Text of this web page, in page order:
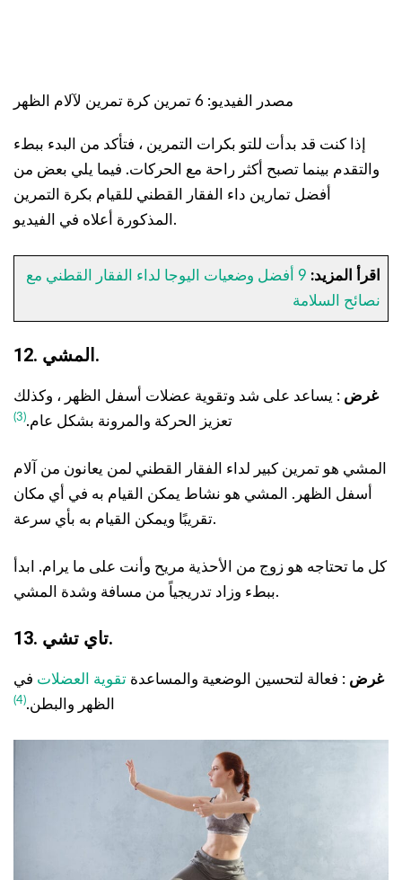
مصدر الفيديو: 6 تمرين كرة تمرين لآلام الظهر
إذا كنت قد بدأت للتو بكرات التمرين ، فتأكد من البدء ببطء
والتقدم بينما تصبح أكثر راحة مع الحركات. فيما يلي بعض من
أفضل تمارين داء الفقار القطني للقيام بكرة التمرين
المذكورة أعلاه في الفيديو.
اقرأ المزيد:
9 أفضل وضعيات اليوجا لداء الفقار القطني مع
نصائح السلامة
12. المشي.
غرض : يساعد على شد وتقوية عضلات أسفل الظهر ، وكذلك
تعزيز الحركة والمرونة بشكل عام.(3)
المشي هو تمرين كبير لداء الفقار القطني لمن يعانون من آلام
أسفل الظهر. المشي هو نشاط يمكن القيام به في أي مكان
تقريبًا ويمكن القيام به بأي سرعة.
كل ما تحتاجه هو زوج من الأحذية مريح وأنت على ما يرام. ابدأ
ببطء وزاد تدريجياً من مسافة وشدة المشي.
13. تاي تشي.
غرض : فعالة لتحسين الوضعية والمساعدة تقوية العضلات في
الظهر والبطن.(4)